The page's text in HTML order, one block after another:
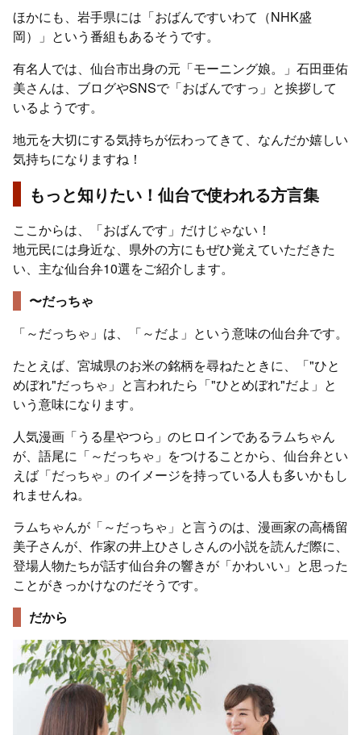
ほかにも、岩手県には「おばんですいわて（NHK盛
岡）」という番組もあるそうです。
有名人では、仙台市出身の元「モーニング娘。」石田亜佑
美さんは、ブログやSNSで「おばんですっ」と挨拶して
いるようです。
地元を大切にする気持ちが伝わってきて、なんだか嬉しい
気持ちになりますね！
もっと知りたい！仙台で使われる方言集
ここからは、「おばんです」だけじゃない！
地元民には身近な、県外の方にもぜひ覚えていただきた
い、主な仙台弁10選をご紹介します。
〜だっちゃ
「～だっちゃ」は、「～だよ」という意味の仙台弁です。
たとえば、宮城県のお米の銘柄を尋ねたときに、「"ひと
めぼれ"だっちゃ」と言われたら「"ひとめぼれ"だよ」と
いう意味になります。
人気漫画「うる星やつら」のヒロインであるラムちゃん
が、語尾に「～だっちゃ」をつけることから、仙台弁とい
えば「だっちゃ」のイメージを持っている人も多いかもし
れませんね。
ラムちゃんが「～だっちゃ」と言うのは、漫画家の高橋留
美子さんが、作家の井上ひさしさんの小説を読んだ際に、
登場人物たちが話す仙台弁の響きが「かわいい」と思った
ことがきっかけなのだそうです。
だから